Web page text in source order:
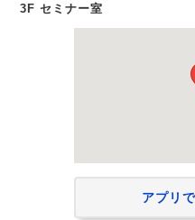
3F セミナー室
アプリ